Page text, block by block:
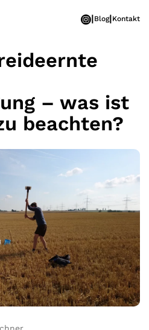
Blog Kontakt
– was ist
beachten?